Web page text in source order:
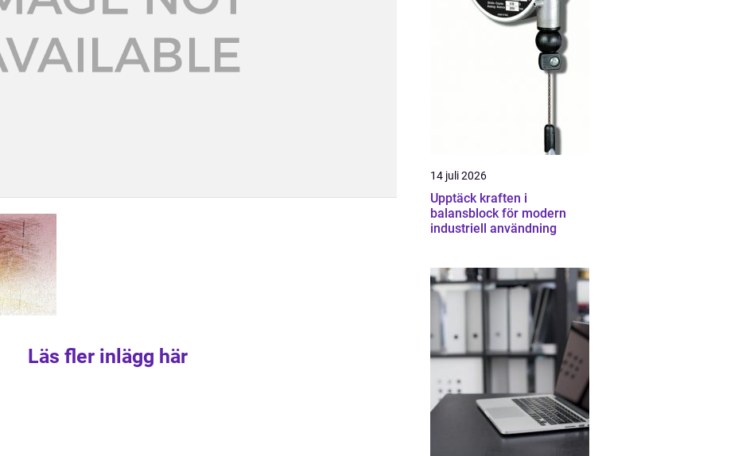
Läs fler inlägg här
14 juli 2026
Upptäck kraften i
balansblock för modern
industriell användning